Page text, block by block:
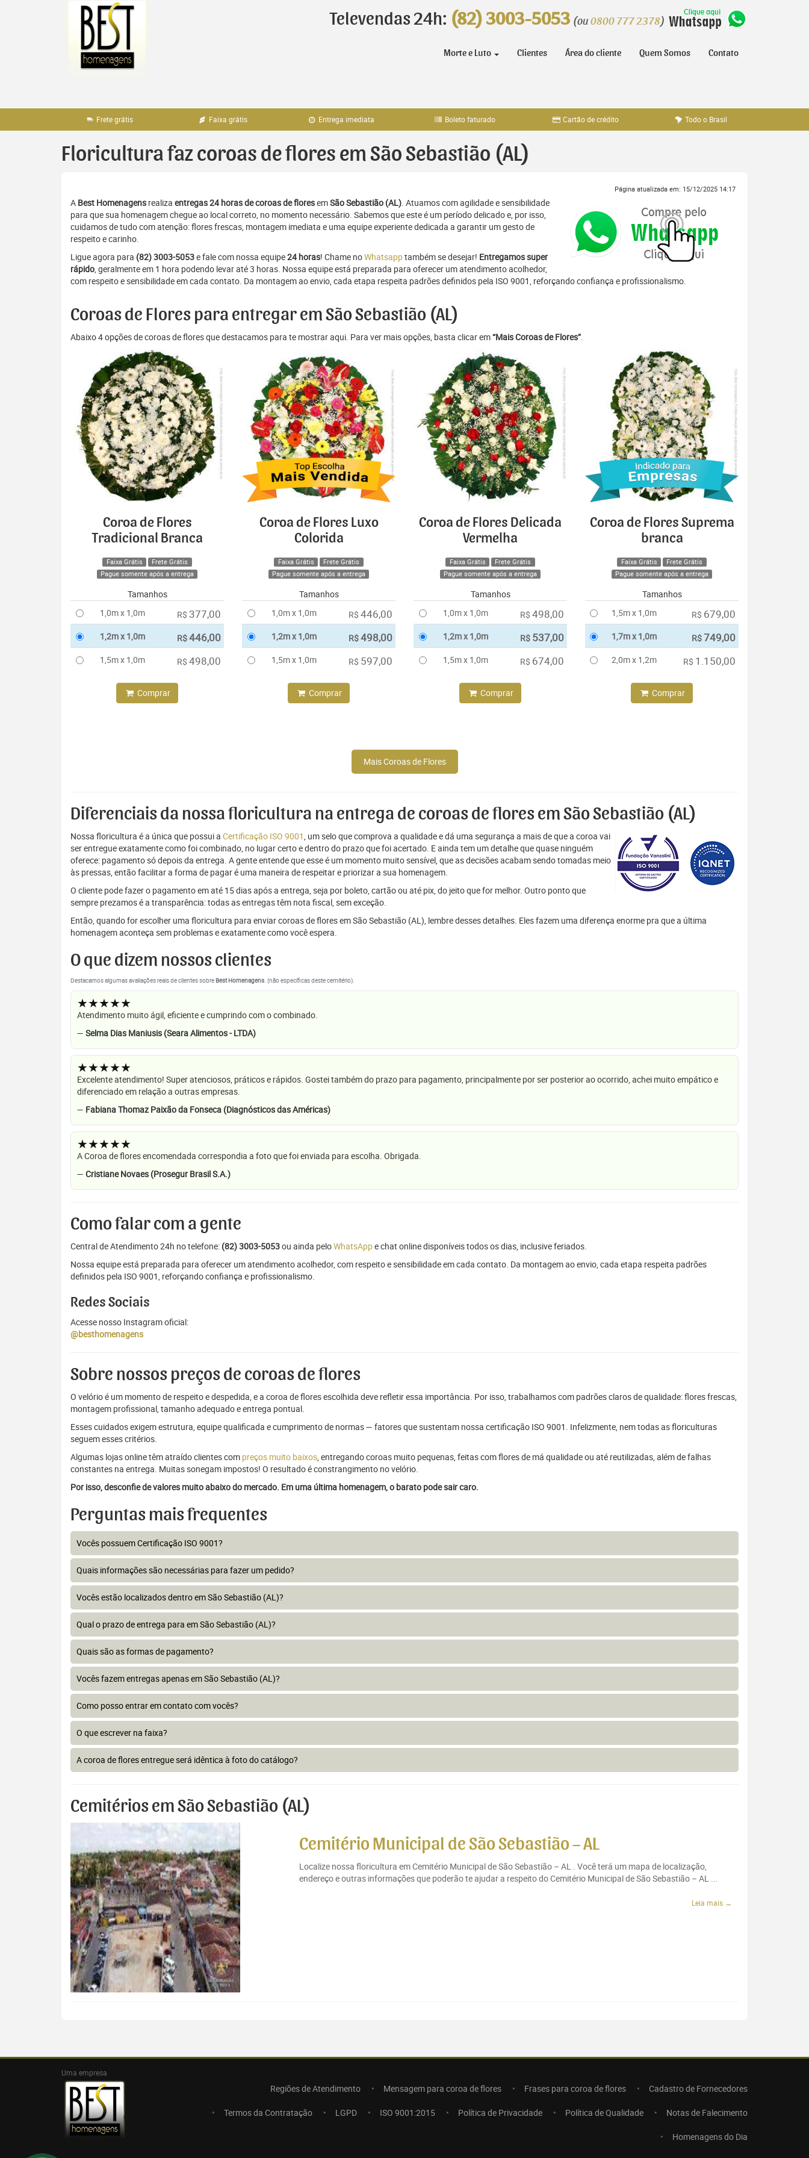
Televendas 24h: (82) 3003-5053 (ou 0800 777 2378)
Morte e Luto Clientes Área do cliente Quem Somos Contato
Frete grátis Faixa grátis Entrega imediata Boleto faturado Cartão de crédito Todo o Brasil
Floricultura faz coroas de flores em São Sebastião (AL)
Página atualizada em: 15/12/2025 14:17
A Best Homenagens realiza entregas 24 horas de coroas de floresemSão Sebastião (AL). Atuamos com agilidade e sensibilidade
para que sua homenagem chegue ao local correto, no momento necessário. Sabemos que este é um período delicado e, por isso,
cuidamos de tudo com atenção: flores frescas, montagem imediata e uma equipe experiente dedicada a garantir um gesto de
respeito e carinho.
Ligue agora para (82) 3003-5053e fale com nossa equipe24 horas! Chame noWhatsapptambém se desejar! Entregamos super
rápido, geralmente em 1 hora podendo levar até 3 horas. Nossa equipe está preparada para oferecer um atendimento acolhedor,
com respeito e sensibilidade em cada contato. Da montagem ao envio, cada etapa respeita padrões definidos pela ISO 9001, reforçando confiança e profissionalismo.
Coroas de Flores para entregar em São Sebastião (AL)
Abaixo 4 opções de coroas de flores que destacamos para te mostrar aqui. Para ver mais opções, basta clicar em“Mais Coroas de Flores”.
Coroa de Flores
Tradicional Branca
Faixa Grátis
Frete Grátis
Pague somente após a entrega
Tamanhos
1,0m x 1,0m
R$ 377,00
1,2m x 1,0m R$446,00
1,5m x 1,0m R$ 498,00
Comprar
Coroa de Flores Luxo
Colorida
Faixa Grátis
Frete Grátis
Pague somente após a entrega
Tamanhos
1,0m x 1,0m
R$ 446,00
1,2m x 1,0m R$498,00
1,5m x 1,0m R$ 597,00
Comprar
Coroa de Flores Delicada
Vermelha
Faixa Grátis
Frete Grátis
Pague somente após a entrega
Tamanhos
1,0m x 1,0m
R$ 498,00
1,2m x 1,0m R$ 537,00
1,5m x 1,0m R$ 674,00
Comprar
Coroa de Flores Suprema
branca
Faixa Grátis
Frete Grátis
Pague somente após a entrega
Tamanhos
1,5m x 1,0m
R$ 679,00
1,7m x 1,0m R$749,00
2,0m x 1,2m R$ 1.150,00
Comprar
Mais Coroas de Flores
Diferenciais da nossa floricultura na entrega de coroas de flores em São Sebastião (AL)
Nossa floricultura é a única que possui a Certificação ISO 9001, um selo que comprova a qualidade e dá uma segurança a mais de que a coroa vai
ser entregue exatamente como foi combinado, no lugar certo e dentro do prazo que foi acertado. E ainda tem um detalhe que quase ninguém
oferece: pagamento só depois da entrega. A gente entende que esse é um momento muito sensível, que as decisões acabam sendo tomadas meio
às pressas, então facilitar a forma de pagar é uma maneira de respeitar e priorizar a sua homenagem.
O cliente pode fazer o pagamento em até 15 dias após a entrega, seja por boleto, cartão ou até pix, do jeito que for melhor. Outro ponto que
sempre prezamos é a transparência: todas as entregas têm nota fiscal, sem exceção.
Então, quando for escolher uma floricultura para enviar coroas de flores em São Sebastião (AL), lembre desses detalhes. Eles fazem uma diferença enorme pra que a última
homenagem aconteça sem problemas e exatamente como você espera.
O que dizem nossos clientes
Destacamos algumas avaliações reais de clientes sobreBest Homenagens. (não específicas deste cemitério).
★★★★★
Atendimento muito ágil, eficiente e cumprindo com o combinado.
— Selma Dias Maniusis (Seara Alimentos - LTDA)
★★★★★
Excelente atendimento! Super atenciosos, práticos e rápidos. Gostei também do prazo para pagamento, principalmente por ser posterior ao ocorrido, achei muito empático e
diferenciado em relação a outras empresas.
— Fabiana Thomaz Paixão da Fonseca (Diagnósticos das Américas)
★★★★★
A Coroa de flores encomendada correspondia a foto que foi enviada para escolha. Obrigada.
— Cristiane Novaes (Prosegur Brasil S.A.)
Como falar com a gente
Central de Atendimento 24h no telefone: (82) 3003-5053ou ainda peloWhatsAppe chat online disponíveis todos os dias, inclusive feriados.
Nossa equipe está preparada para oferecer um atendimento acolhedor, com respeito e sensibilidade em cada contato. Da montagem ao envio, cada etapa respeita padrões
definidos pela ISO 9001, reforçando confiança e profissionalismo.
Redes Sociais
Acesse nosso Instagram oficial:
@besthomenagens
Sobre nossos preços de coroas de flores
O velório é um momento de respeito e despedida, e a coroa de flores escolhida deve refletir essa importância. Por isso, trabalhamos com padrões claros de qualidade: flores frescas,
montagem profissional, tamanho adequado e entrega pontual.
Esses cuidados exigem estrutura, equipe qualificada e cumprimento de normas — fatores que sustentam nossa certificação ISO 9001. Infelizmente, nem todas as floriculturas
seguem esses critérios.
Algumas lojas online têm atraído clientes com preços muito baixos, entregando coroas muito pequenas, feitas com flores de má qualidade ou até reutilizadas, além de falhas
constantes na entrega. Muitas sonegam impostos! O resultado é constrangimento no velório.
Por isso, desconfie de valores muito abaixo do mercado. Em uma última homenagem, o barato pode sair caro.
Perguntas mais frequentes
Vocês possuem Certificação ISO 9001?
Quais informações são necessárias para fazer um pedido?
Vocês estão localizados dentro em São Sebastião (AL)?
Qual o prazo de entrega para em São Sebastião (AL)?
Quais são as formas de pagamento?
Vocês fazem entregas apenas em São Sebastião (AL)?
Como posso entrar em contato com vocês?
O que escrever na faixa?
A coroa de flores entregue será idêntica à foto do catálogo?
Cemitérios em São Sebastião (AL)
Cemitério Municipal de São Sebastião – AL
Localize nossa floricultura em Cemitério Municipal de São Sebastião – AL . Você terá um mapa de localização,
endereço e outras informações que poderão te ajudar a respeito do Cemitério Municipal de São Sebastião – AL ...
Leia mais →
Uma empresa
Regiões de Atendimento Mensagem para coroa de flores Frases para coroa de flores Cadastro de Fornecedores
Termos da Contratação LGPD ISO 9001:2015 Política de Privacidade Política de Qualidade Notas de Falecimento
Homenagens do Dia